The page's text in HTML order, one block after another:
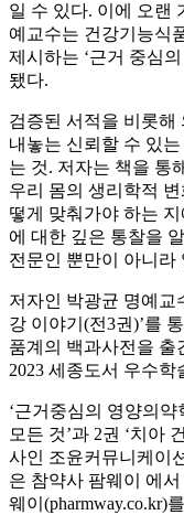
일 수 있다. 이에 오랜
예교수는 건강기능식
제시하는 ‘근거 중심
됐다.
검증된 서적을 비롯해
내놓는 신뢰할 수 있
는 것. 저자는 책을 통
우리 몸의 생리학적
떻게 맞춰가야 하는
에 대한 깊은 통찰을
전문인 뿐만이 아니라
저자인 박광균 명예교
강 이야기(전3권)’를
품계의 백과사전을 출
2023 세종도서 우수학
‘근거중심의 영양의약
모든 것’과 2권 ‘치아
사인 조윤커뮤니케이
은 참약사 팜웨이 에
웨이(pharmway.co.kr)